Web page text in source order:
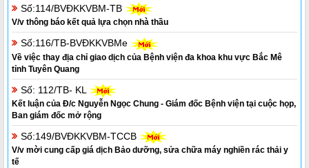
Số:114/BVĐKKVBM-TB
V/v thông báo kết quả lựa chọn nhà thầu
Số:116/TB-BVĐKKVBMe
Về việc thay địa chỉ giao dịch của Bệnh viện đa khoa khu vực Bắc Mê
tỉnh Tuyên Quang
Số: 112/TB- KL
Kết luận của Đ/c Nguyễn Ngọc Chung - Giám đốc Bệnh viện tại cuộc họp,
Ban giám đốc mở rộng
Số:149/BVĐKKVBM-TCCB
V/v mời cung cấp giá dịch Bảo dưỡng, sửa chữa máy nghiền rác thải y
tế